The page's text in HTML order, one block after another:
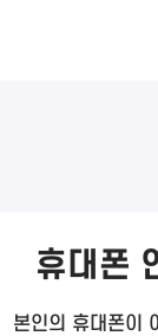
휴대폰
본인의 휴대폰이